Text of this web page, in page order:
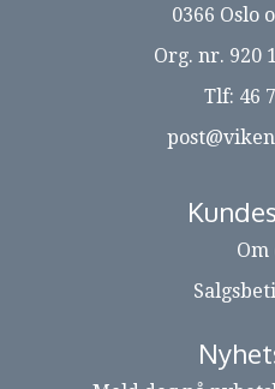
0366 Oslo
Org. nr. 920
Tlf: 46
Om